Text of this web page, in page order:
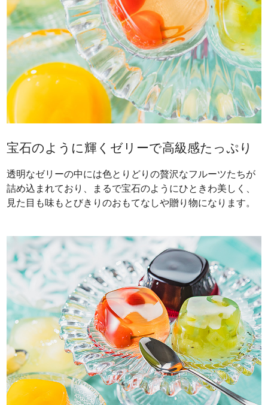
宝石のように輝くゼリーで高級感たっぷり
透明なゼリーの中には色とりどりの贅沢なフルーツたちが
詰め込まれており、まるで宝石のようにひときわ美しく、
見た目も味もとびきりのおもてなしや贈り物になります。